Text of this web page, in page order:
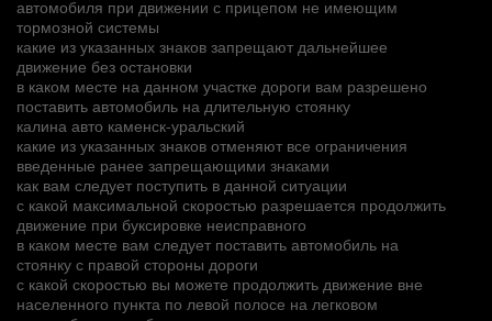
автомобиля при движении с прицепом не имеющим
тормозной системы
какие из указанных знаков запрещают дальнейшее
движение без остановки
в каком месте на данном участке дороги вам разрешено
поставить автомобиль на длительную стоянку
калина авто каменск-уральский
какие из указанных знаков отменяют все ограничения
введенные ранее запрещающими знаками
как вам следует поступить в данной ситуации
с какой максимальной скоростью разрешается продолжить
движение при буксировке неисправного
в каком месте вам следует поставить автомобиль на
стоянку с правой стороны дороги
с какой скоростью вы можете продолжить движение вне
населенного пункта по левой полосе на легковом